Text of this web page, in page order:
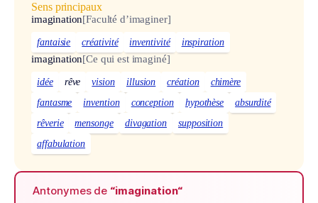
Sens principaux
imagination[Faculté d’imaginer]
fantaisie créativité inventivité inspiration
imagination[Ce qui est imaginé]
idée rêve vision illusion création
chimère
fantasme
invention conception hypothèse
absurdité
rêverie
mensonge divagation
supposition
affabulation
Antonymes de “imagination“